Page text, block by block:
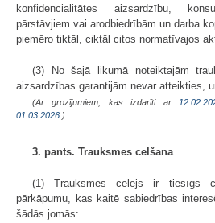
konfidencialitātes aizsardzību,
pārstāvjiem vai arodbiedrībām un darba
piemēro tiktāl, ciktāl citos normatīvajos
(3) No šajā likumā noteiktajām
aizsardzības garantijām nevar atteikties,
(Ar grozījumiem, kas izdarīti ar
01.03.2026. )
3. pants. Trauksmes celšana
(1) Trauksmes cēlējs ir tiesīgs
pārkāpumu, kas kaitē sabiedrības
šādās jomās: